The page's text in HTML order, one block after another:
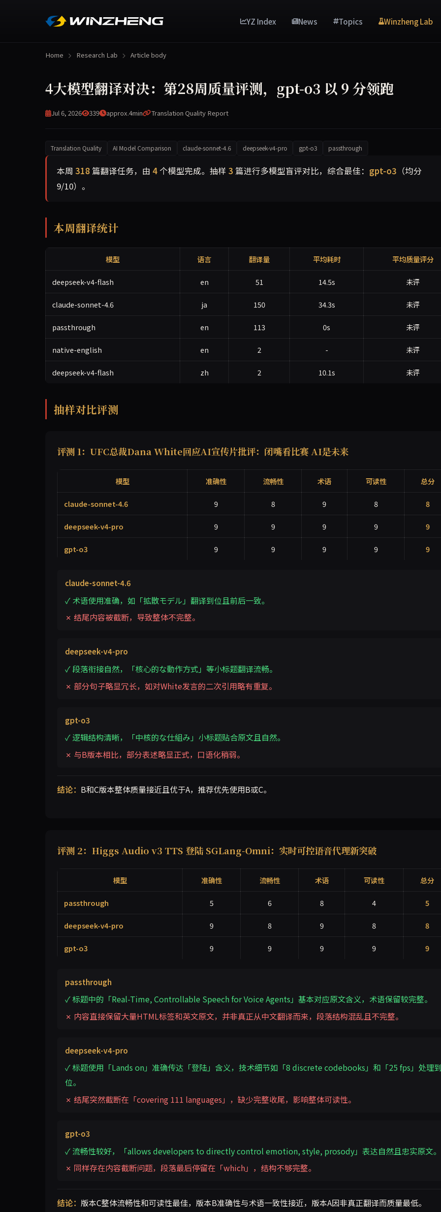
YZ Index News Topics Winzheng Lab
Home Research Lab Article body
4大模型翻译对决：第28周质量评测，gpt-o3 以 9 分领跑
Jul 6, 2026 339 approx.4min Translation Quality Report
Translation Quality AI Model Comparison claude-sonnet-4.6 deepseek-v4-pro gpt-o3 passthrough
本周共翻译 318 篇文章，覆盖 4 个AI模型。经抽样盲评，gpt-o3 综合得分最高（9/10）。报告详细对比各模型在
本周 318 篇翻译任务，由 4 个模型完成。抽样 3 篇进行多模型盲评对比，综合最佳： gpt-o3 （均分
9/10）。
本周翻译统计
模型 语言 翻译量 平均耗时 平均质量评分
deepseek-v4-flash en 51 14.5s 未评
claude-sonnet-4.6 ja 150 34.3s 未评
passthrough en 113 0s 未评
native-english en 2 - 未评
deepseek-v4-flash zh 2 10.1s 未评
抽样对比评测
评测 1：UFC总裁Dana White回应AI宣传片批评：闭嘴看比赛 AI是未来
模型 准确性 流畅性 术语 可读性 总分
claude-sonnet-4.6 9 8 9 8 8
deepseek-v4-pro 9 9 9 9 9
gpt-o3 9 9 9 9 9
claude-sonnet-4.6
✓ 术语使用准确，如「拡散モデル」翻译到位且前后一致。
✗ 结尾内容被截断，导致整体不完整。
deepseek-v4-pro
✓ 段落衔接自然，「核心的な動作方式」等小标题翻译流畅。
✗ 部分句子略显冗长，如对White发言的二次引用略有重复。
gpt-o3
✓ 逻辑结构清晰，「中核的な仕組み」小标题贴合原文且自然。
✗ 与B版本相比，部分表述略显正式，口语化稍弱。
结论： B和C版本整体质量接近且优于A，推荐优先使用B或C。
评测 2：Higgs Audio v3 TTS 登陆 SGLang-Omni：实时可控语音代理新突破
模型 准确性 流畅性 术语 可读性 总分
passthrough 5 6 8 4 5
deepseek-v4-pro 9 8 9 8 8
gpt-o3 9 9 9 9 9
passthrough
✓ 标题中的「Real-Time, Controllable Speech for Voice Agents」基本对应原文含义，术语保留较完整。
✗ 内容直接保留大量HTML标签和英文原文，并非真正从中文翻译而来，段落结构混乱且不完整。
deepseek-v4-pro
✓ 标题使用「Lands on」准确传达「登陆」含义，技术细节如「8 discrete codebooks」和「25 fps」处理
位。
✗ 结尾突然截断在「covering 111 languages」，缺少完整收尾，影响整体可读性。
gpt-o3
✓ 流畅性较好，「allows developers to directly control emotion, style, prosody」表达自然且忠实原文。
✗ 同样存在内容截断问题，段落最后停留在「which」，结构不够完整。
结论： 版本C整体流畅性和可读性最佳，版本B准确性与术语一致性接近，版本A因非真正翻译而质量最低。